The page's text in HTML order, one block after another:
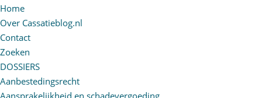
Home
Over Cassatieblog.nl
Contact
Zoeken
DOSSIERS
Aanbestedingsrecht
Aansprakelijkheid en schadevergoeding